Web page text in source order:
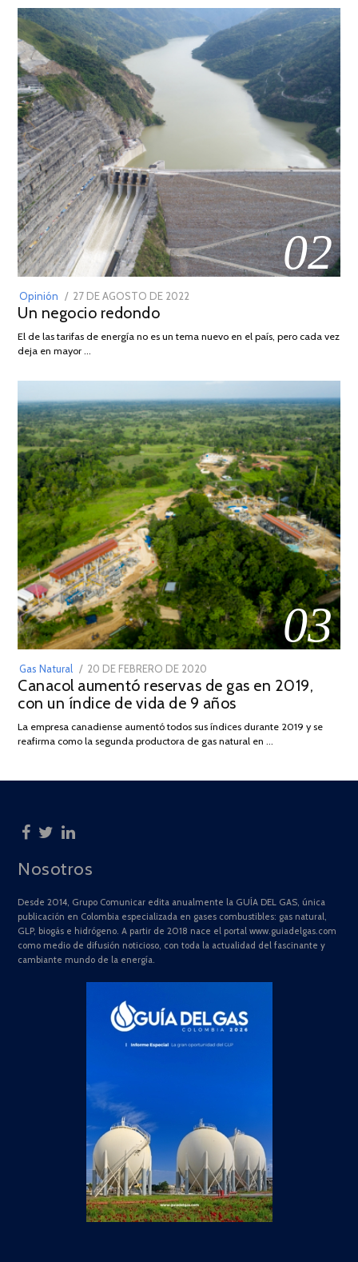
02
Opinión
POSTED
ON
27 DE AGOSTO DE 2022
DE
Un negocio redondo
El de las tarifas de energía no es un tema nuevo en el país, pero cada vez
deja en mayor …
03
Gas Natural
POSTED
ON
20 DE FEBRERO DE 2020
DE
JULIO
2025
Canacol aumentó reservas de gas en 2019,
con un índice de vida de 9 años
La empresa canadiense aumentó todos sus índices durante 2019 y se
reafirma como la segunda productora de gas natural en …
Nosotros
Desde 2014, Grupo Comunicar edita anualmente la GUÍA DEL GAS, única
publicación en Colombia especializada en gases combustibles: gas natural,
GLP, biogás e hidrógeno. A partir de 2018 nace el portal www.guiadelgas.com
como medio de difusión noticioso, con toda la actualidad del fascinante y
cambiante mundo de la energía.